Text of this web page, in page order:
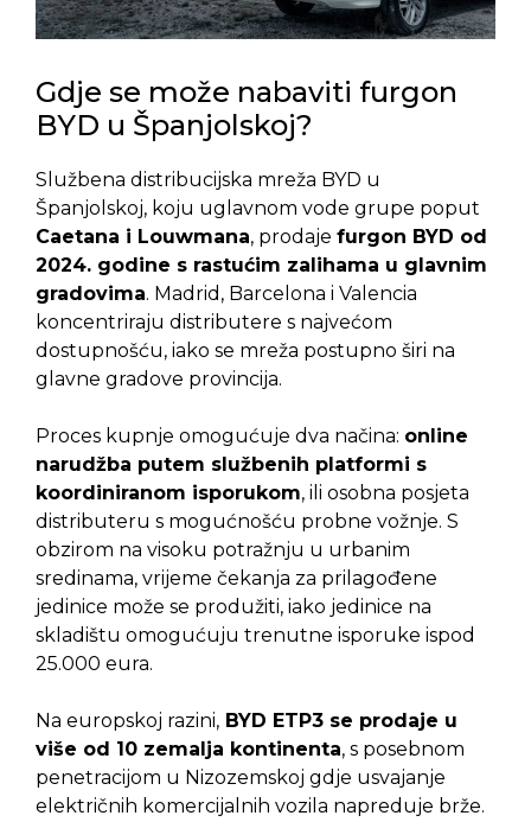
Gdje se može nabaviti furgon
BYD u Španjolskoj?
Službena distribucijska mreža BYD u
Španjolskoj, koju uglavnom vode grupe poput
Caetana i Louwmana, prodaje furgon BYD od
2024. godine s rastućim zalihama u glavnim
gradovima. Madrid, Barcelona i Valencia
koncentriraju distributere s najvećom
dostupnošću, iako se mreža postupno širi na
glavne gradove provincija.
Proces kupnje omogućuje dva načina: online
narudžba putem službenih platformi s
koordiniranom isporukom, ili osobna posjeta
distributeru s mogućnošću probne vožnje. S
obzirom na visoku potražnju u urbanim
sredinama, vrijeme čekanja za prilagođene
jedinice može se produžiti, iako jedinice na
skladištu omogućuju trenutne isporuke ispod
25.000 eura.
Na europskoj razini, BYD ETP3 se prodaje u
više od 10 zemalja kontinenta, s posebnom
penetracijom u Nizozemskoj gdje usvajanje
električnih komercijalnih vozila napreduje brže.